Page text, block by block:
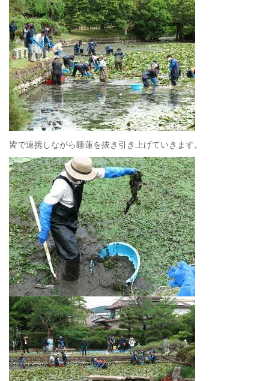
皆で連携しながら睡蓮を抜き引き上げていきます。